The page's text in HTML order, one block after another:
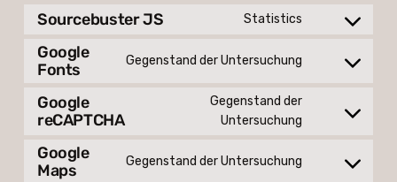
wordpress
Sourcebuster JS Statistics
Consent
service
Google
Fonts
Gegenstand der Untersuchung
Consent
service
Google
reCAPTCHA
Gegenstand der
Untersuchung
Consent
service
Google
Maps
Gegenstand der Untersuchung
Consent